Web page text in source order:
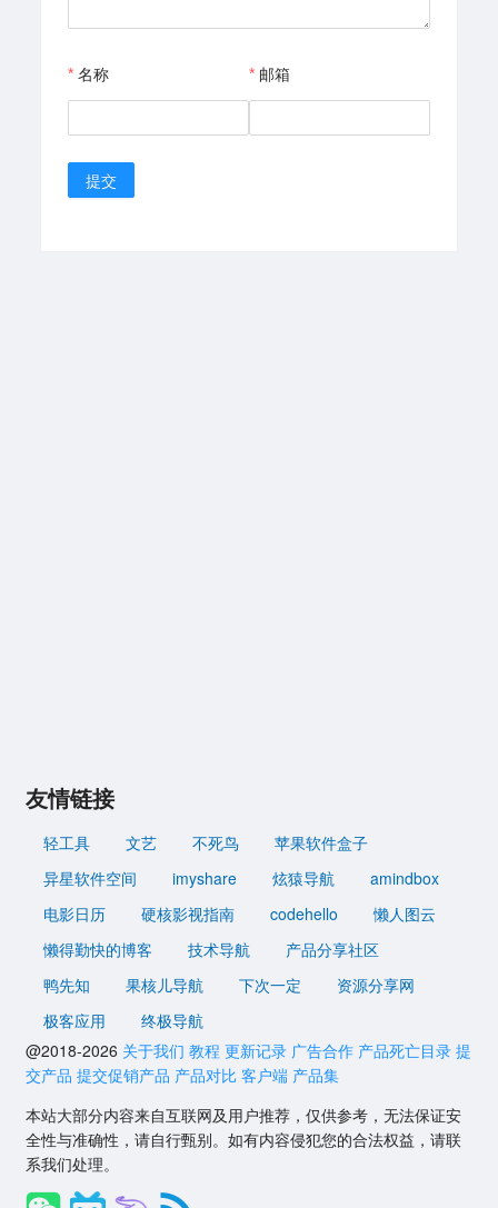
名称 邮箱
提交
友情链接
轻工具 文艺 不死鸟
苹果软件盒子
异星软件空间
imyshare 炫猿导航
amindbox
电影日历
硬核影视指南 codehello
懒人图云
懒得勤快的博客
技术导航
产品分享社区
鸭先知
果核儿导航 下次一定
资源分享网
极客应用
终极导航
@2018-2026 关于我们 教程 更新记录 广告合作 产品死亡目录 提
交产品 提交促销产品 产品对比 客户端 产品集
本站大部分内容来自互联网及用户推荐，仅供参考，无法保证安
全性与准确性，请自行甄别。如有内容侵犯您的合法权益，请联
系我们处理。